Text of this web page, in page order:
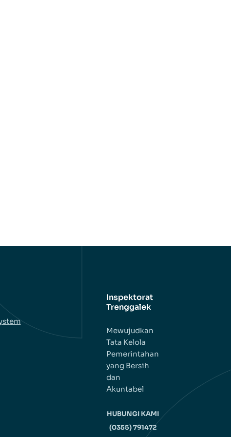
Inspektorat
Trenggalek
Mewujudkan
Tata Kelola
Pemerintahan
yang Bersih
dan
Akuntabel
HUBUNGI KAMI
(0355) 791472